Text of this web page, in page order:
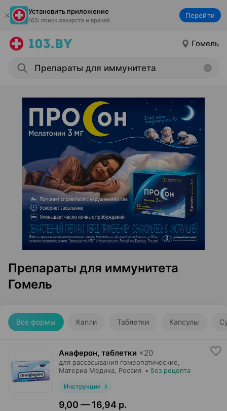
Установить приложение
103: поиск лекарств и врачей
Перейти
Гомель
Препараты для иммунитета
Гомель
Все формы Капли Таблетки Капсулы
Анаферон, таблетки ×20
для рассасывания гомеопатические,
Материа Медика , Россия • без рецепта
Инструкция
9,00 — 16,94 р.